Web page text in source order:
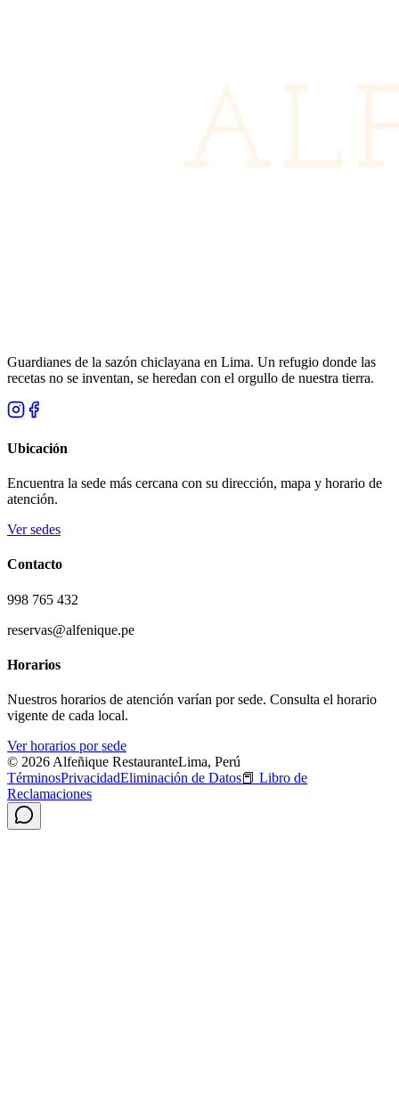
Guardianes de la sazón chiclayana en Lima. Un refugio donde las
recetas no se inventan, se heredan con el orgullo de nuestra tierra.
Ubicación
Encuentra la sede más cercana con su dirección, mapa y horario de
atención.
Ver sedes
Contacto
998 765 432
reservas@alfenique.pe
Horarios
Nuestros horarios de atención varían por sede. Consulta el horario
vigente de cada local.
Ver horarios por sede
© 2026 Alfeñique RestauranteLima, Perú
TérminosPrivacidadEliminación de Datos📕 Libro de
Reclamaciones